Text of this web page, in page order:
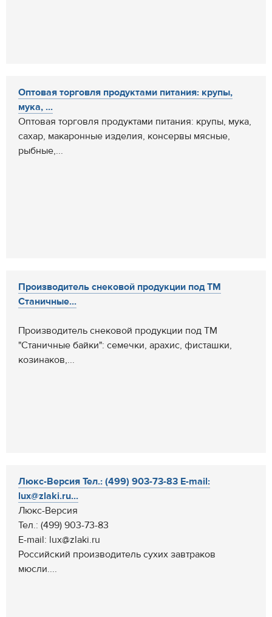
Оптовая торговля продуктами питания: крупы,
мука, ...
Оптовая торговля продуктами питания: крупы, мука,
сахар, макаронные изделия, консервы мясные,
рыбные,...
Производитель снековой продукции под ТМ
Станичные...
Производитель снековой продукции под ТМ
"Станичные байки": семечки, арахис, фисташки,
козинаков,...
Люкс-Версия Тел.: (499) 903-73-83 E-mail:
lux@zlaki.ru...
Люкс-Версия
Тел.: (499) 903-73-83
E-mail: lux@zlaki.ru
Российский производитель сухих завтраков
мюсли....